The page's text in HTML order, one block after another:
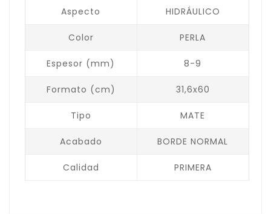
Aspecto HIDRÁULICO
Color PERLA
Espesor (mm) 8-9
Formato (cm) 31,6x60
Tipo MATE
Acabado BORDE NORMAL
Calidad PRIMERA